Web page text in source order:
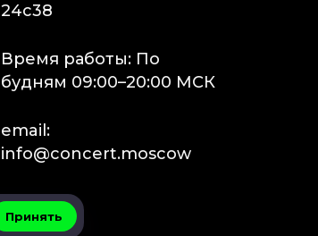
24с38
Время работы: По
будням 09:00–20:00 МСК
email:
info@concert.moscow
Принять